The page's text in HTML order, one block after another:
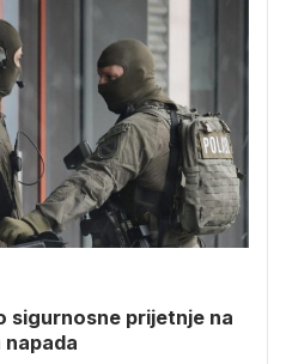
sigurnosne prijetnje na